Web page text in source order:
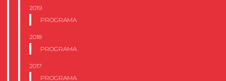
2019
PROGRAMA
2018
PROGRAMA
2017
PROGRAMA